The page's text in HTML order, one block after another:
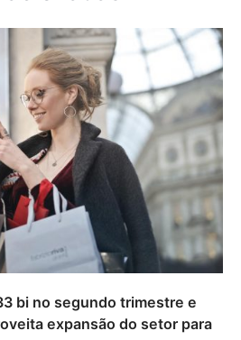
bi no segundo trimestre e
expansão do setor para